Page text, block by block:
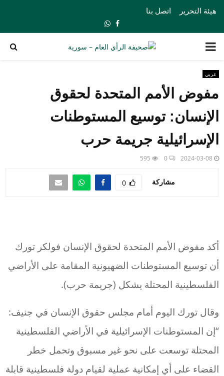
هيئة التحرير اتصل بنا
Facebook
Whatsapp
PRIMARY
MENU
عربي
مفوض الأمم المتحدة لحقوق
الإنسان: توسيع المستوطنات
الإسرائيلية جريمة حرب
2024-03-08
0
595
مشاركة 0
أكد مفوض الأمم المتحدة لحقوق الإنسان فولكر تورك
أن توسيع المستوطنات الضهيونية المقامة على الأراضي
الفلسطينية المحتلة يشكل (جريمة حرب).
وقال تورك اليوم أمام مجلس حقوق الإنسان في جنيف:
“إن المستوطنات الإسرائيلية في الأراضي الفلسطينية
المحتلة توسعت على نحو غير مسبوق وتحمل خطر
القضاء على أي إمكانية عملية لقيام دولة فلسطينية قابلة